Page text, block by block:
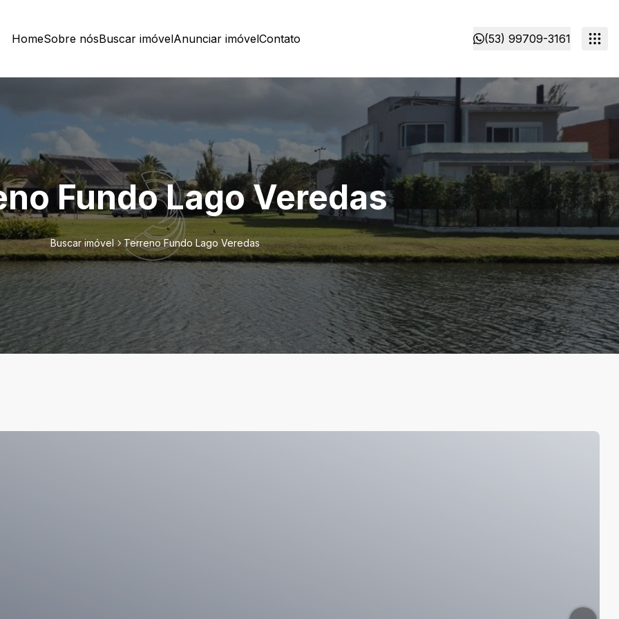
HomeSobre nósBuscar imóvelAnunciar imóvelContato (53) 99709-3161
Fundo Lago Veredas
Buscar imóvel Terreno Fundo Lago Veredas